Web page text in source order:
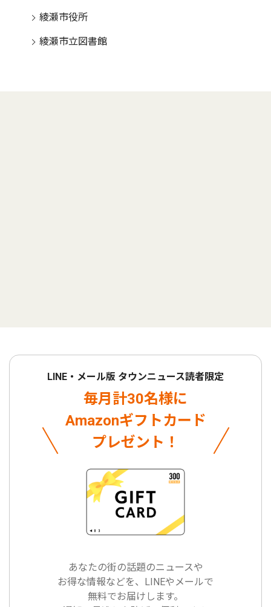
綾瀬市役所
綾瀬市立図書館
LINE・メール版 タウンニュース読者限定
毎月計30名様に
Amazonギフトカード
プレゼント！
あなたの街の話題のニュースや
お得な情報などを、LINEやメールで
無料でお届けします。